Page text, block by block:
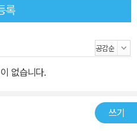
신이 기독교도인 이상 한층 괴로
나 품고서 독신을 지키려는 제롬에
던지는 의문의 말은 의미심장하
에게 전한다. 그러나 이것이 이 작
해답도 주지 않고서 다만 도덕적
지드의 대표작이자 가장 뛰어난
록
없습니다.
쓰기